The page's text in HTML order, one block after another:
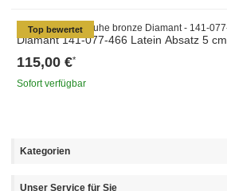
Top bewertet
Diamant 141-077-466 Latein Absatz 5 cm
115,00 €*
Sofort verfügbar
Kategorien
Unser Service für Sie